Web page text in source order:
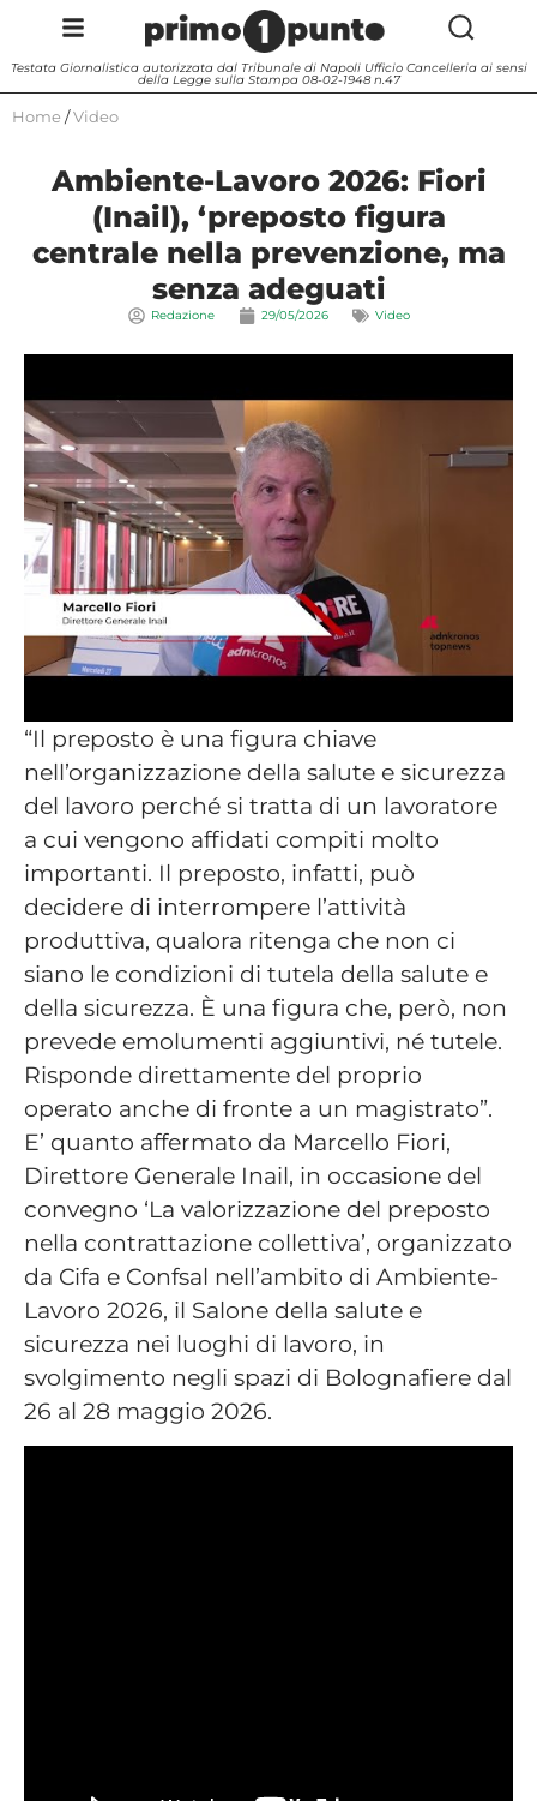
Testata Giornalistica autorizzata dal Tribunale di Napoli Ufficio Cancelleria ai sensi
della Legge sulla Stampa 08-02-1948 n.47
Home /Video
Ambiente-Lavoro 2026: Fiori
(Inail), ‘preposto figura
centrale nella prevenzione, ma
senza adeguati
Redazione 29/05/2026 Video
“Il preposto è una figura chiave
nell’organizzazione della salute e sicurezza
del lavoro perché si tratta di un lavoratore
a cui vengono affidati compiti molto
importanti. Il preposto, infatti, può
decidere di interrompere l’attività
produttiva, qualora ritenga che non ci
siano le condizioni di tutela della salute e
della sicurezza. È una figura che, però, non
prevede emolumenti aggiuntivi, né tutele.
Risponde direttamente del proprio
operato anche di fronte a un magistrato”.
E’ quanto affermato da Marcello Fiori,
Direttore Generale Inail, in occasione del
convegno ‘La valorizzazione del preposto
nella contrattazione collettiva’, organizzato
da Cifa e Confsal nell’ambito di Ambiente-
Lavoro 2026, il Salone della salute e
sicurezza nei luoghi di lavoro, in
svolgimento negli spazi di Bolognafiere dal
26 al 28 maggio 2026.